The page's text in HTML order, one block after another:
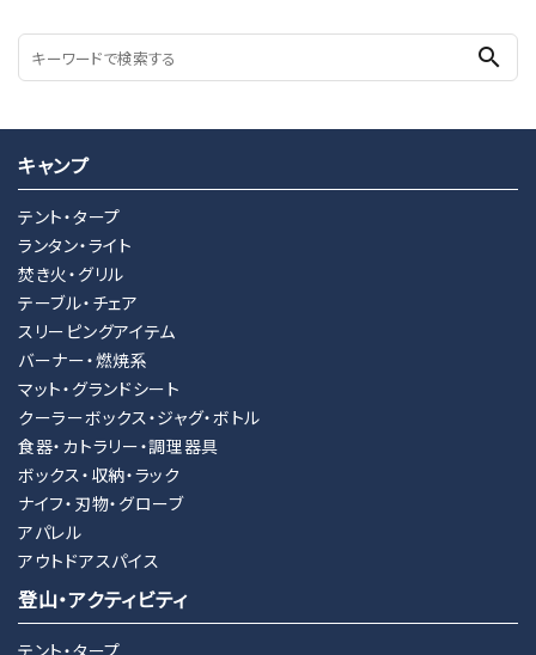
search
キャンプ
テント・タープ
ランタン・ライト
焚き火・グリル
テーブル・チェア
スリーピングアイテム
バーナー・燃焼系
マット・グランドシート
クーラーボックス・ジャグ・ボトル
食器・カトラリー・調理器具
ボックス・収納・ラック
ナイフ・刃物・グローブ
アパレル
アウトドアスパイス
登山・アクティビティ